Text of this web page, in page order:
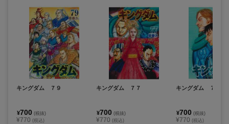
キングダム ７９
¥700 (税抜)
¥770 (税込)
キングダム ７７
¥700 (税抜)
¥770 (税込)
キングダム ７５
¥700 (税抜)
¥770 (税込)